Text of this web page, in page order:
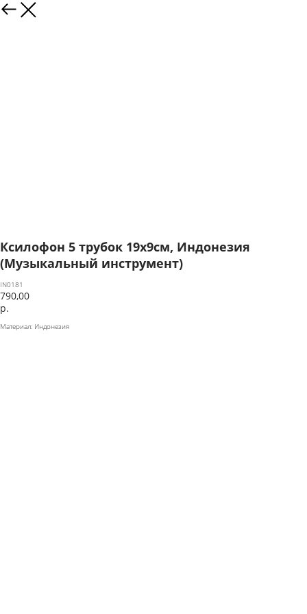
Ксилофон 5 трубок 19х9см, Индонезия
(Музыкальный инструмент)
IN0181
790,00
р.
Материал: Индонезия